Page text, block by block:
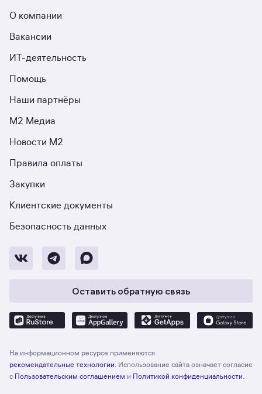
О компании
Вакансии
ИТ-деятельность
Помощь
Наши партнёры
М2 Медиа
Новости М2
Правила оплаты
Закупки
Клиентские документы
Безопасность данных
Оставить обратную связь
На информационном ресурсе применяются
рекомендательные технологии . Использование сайта означает согласие
с Пользовательским соглашением и Политикой конфиденциальности